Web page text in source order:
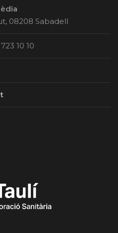
08208 Sabadell
10 10